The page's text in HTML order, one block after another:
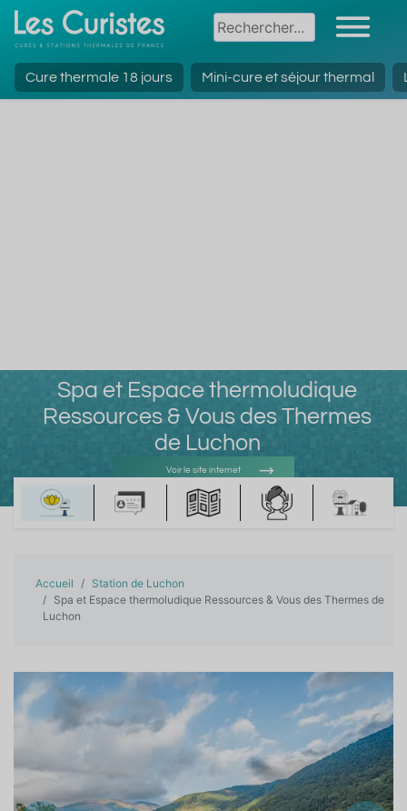
Cure thermale 18 jours Mini-cure et séjour thermal
Spa et Espace thermoludique
Ressources & Vous des Thermes
de Luchon
Voir le site internet
Voir l'adresse e-mail
Accueil
Station de Luchon
Spa et Espace thermoludique Ressources & Vous des Thermes de
Luchon